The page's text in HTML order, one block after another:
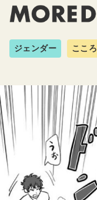
ジェンダー こころ